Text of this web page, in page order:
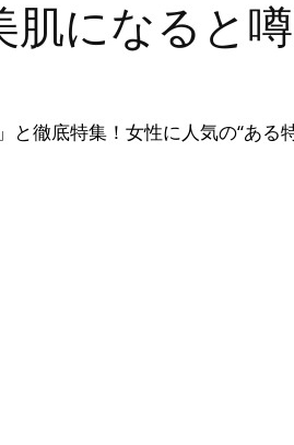
肌になると
徹底特集！女性に人気の“ある